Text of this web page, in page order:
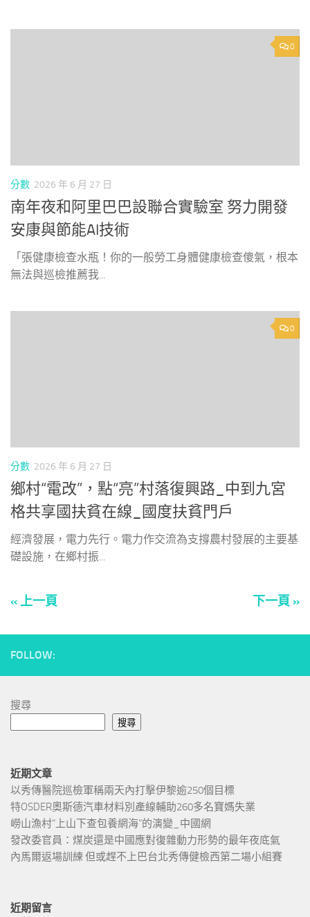
0
分數 2026 年 6 月 27 日
南年夜和阿里巴巴設聯合實驗室 努力開發
安康與節能AI技術
「張健康檢查水瓶！你的一般勞工身體健康檢查傻氣，根本
無法與巡檢推薦我...
0
分數 2026 年 6 月 27 日
鄉村“電改”，點“亮”村落復興路_中到九宮
格共享國扶貧在線_國度扶貧門戶
經濟發展，電力先行。電力作交流為支撐農村發展的主要基
礎設施，在鄉村振...
« 上一頁 下一頁 »
FOLLOW:
搜尋
搜尋
近期文章
以秀傳醫院巡檢軍稱兩天內打擊伊黎逾250個目標
特OSDER奧斯德汽車材料別產線輔助260多名寶媽失業
嶗山漁村“上山下查包養網海”的演變_中國網
發改委官員：煤炭還是中國應對復雜動力形勢的最年夜底氣
內馬爾返場訓練 但或趕不上巴台北秀傳健檢西第二場小組賽
近期留言